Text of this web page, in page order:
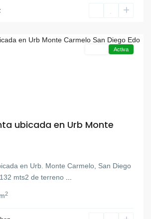
Activa
ubicada en Urb Monte
en Urb. Monte Carmelo, San Diego
mts2 de terreno
2